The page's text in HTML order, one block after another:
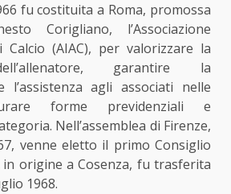
fu costituita a Roma, promossa
Corigliano, l’Associazione
Calcio (AIAC), per valorizzare la
garantire la
l’assistenza agli associati nelle
forme previdenziali e
Nell’assemblea di Firenze,
venne eletto il primo Consiglio
in origine a Cosenza, fu trasferita
1968.